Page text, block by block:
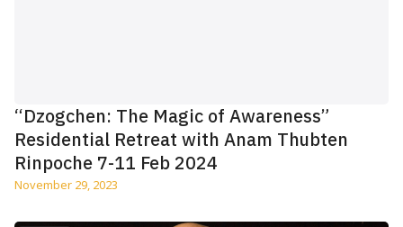
“Dzogchen: The Magic of Awareness”
Residential Retreat with Anam Thubten
Rinpoche 7-11 Feb 2024
November 29, 2023